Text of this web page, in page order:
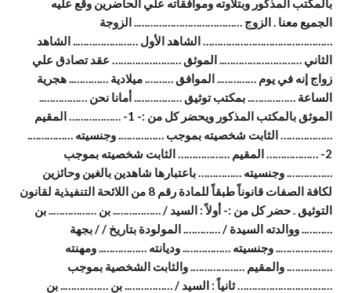
بالمكتب المذكور وبتلاوته وموافقاته علي الحاضرين وقع عليه
الجميع معنا . الزوج ……………………………….. الزوجة
……………………………………… الشاهد الأول ………………….. الشاهد
الثاني ……………………….. الموثق …………………… عقد تصادق علي
زواج إنه في يوم ………….. الموافق ………. ميلادية ………….. هجرية
الساعة …………….. بمكتب توثيق …………….. أمانا نحن ……………..
الموثق بالمكتب المذكور ويحضر كل من :- 1- ……………… المقيم
……………… الثابت شخصيته بموجب ……………. وجنسيته …………….
2- ……………… المقيم ……………… الثابت شخصيته بموجب
……………. وجنسيته …………… باعتبارها شاهدين بالغين وحائزين
لكافة الصفات قانوناً طبقاً للمادة رقم 8 من اللائحة التنفيذية لقانون
التوثيق . حضر كل من :- أولاً : السيد / …………….. بن …………….. بن
……….. ووالدته السيدة / …………. المولودة بتاريخ / / بجهة
……………….. وجنسيته …………….. وديانته …………….. ومهنته
……………. والمقيم ………………. والثابت الشخصية بموجب
…………………………… ثانياً : السيد / …………….. بن …………….. بن